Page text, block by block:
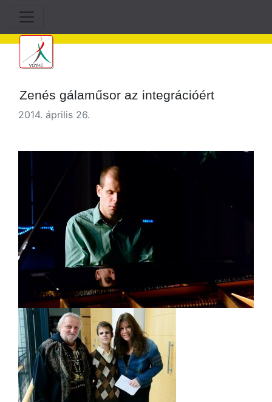
Zenés gálaműsor az integrációért
2014. április 26.